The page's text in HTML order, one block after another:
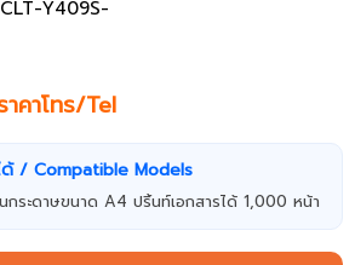
Y409S-
คาโทร/Tel
/ Compatible Models
ระดาษขนาด A4 ปริ้นท์เอกสารได้ 1,000 หน้า